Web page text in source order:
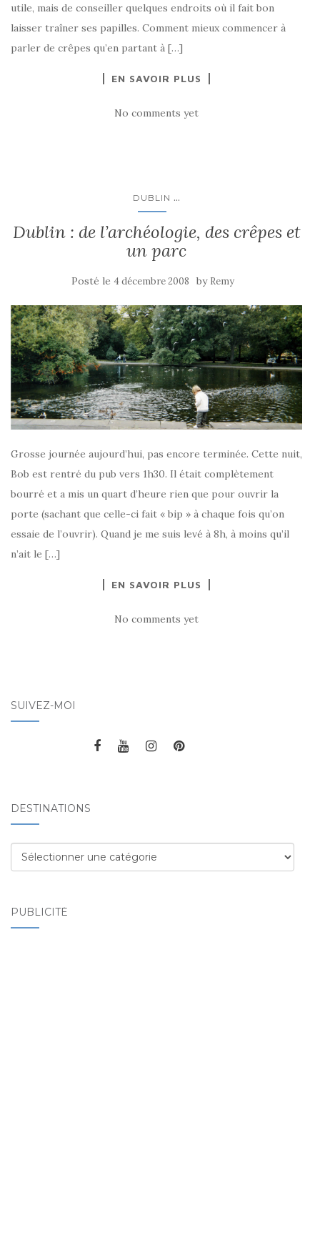
utile, mais de conseiller quelques endroits où il fait bon
laisser traîner ses papilles. Comment mieux commencer à
parler de crêpes qu’en partant à […]
EN SAVOIR PLUS
No comments yet
DUBLIN ...
Dublin : de l’archéologie, des crêpes et
un parc
Posté le 4 décembre 2008 by Remy
Grosse journée aujourd’hui, pas encore terminée. Cette nuit,
Bob est rentré du pub vers 1h30. Il était complètement
bourré et a mis un quart d’heure rien que pour ouvrir la
porte (sachant que celle-ci fait « bip » à chaque fois qu’on
essaie de l’ouvrir). Quand je me suis levé à 8h, à moins qu’il
n’ait le […]
EN SAVOIR PLUS
No comments yet
SUIVEZ-MOI
DESTINATIONS
Destinations
PUBLICITÉ